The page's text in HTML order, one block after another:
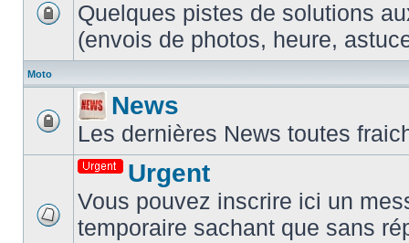
Quelques pistes de solutions
(envois de photos, heure,
Moto
News
Les dernières News toutes
Urgent
Vous pouvez inscrire ici un
temporaire sachant que sans